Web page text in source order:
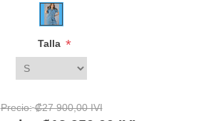
Talla *
Precio: ₡27 900,00 IVI